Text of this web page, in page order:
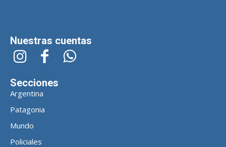
Nuestras cuentas
Secciones
Argentina
Patagonia
Mundo
Policiales